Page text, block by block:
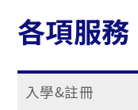
各項服務
入學&註冊